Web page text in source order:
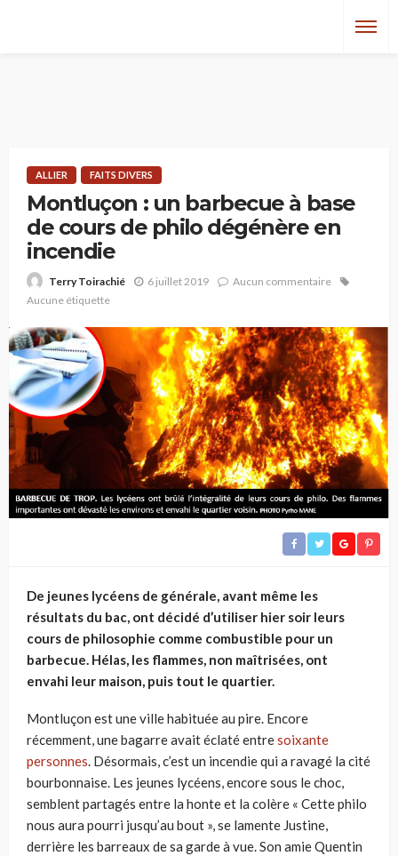
ALLIER FAITS DIVERS
Montluçon : un barbecue à base
de cours de philo dégénère en
incendie
Terry Toirachié 6 juillet 2019
Aucun commentaire
Aucune étiquette
De jeunes lycéens de générale, avant même les
résultats du bac, ont décidé d’utiliser hier soir leurs
cours de philosophie comme combustible pour un
barbecue. Hélas, les flammes, non maîtrisées, ont
envahi leur maison, puis tout le quartier.
Montluçon est une ville habituée au pire. Encore
récemment, une bagarre avait éclaté entresoixante
personnes. Désormais, c’est un incendie qui a ravagé la cité
bourbonnaise. Les jeunes lycéens, encore sous le choc,
semblent partagés entre la honte et la colère « Cette philo
nous aura pourri jusqu’au bout », se lamente Justine,
derrière les barreaux de sa garde à vue. Son amie Quentin